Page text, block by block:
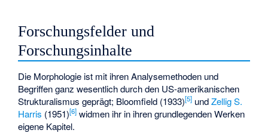
Forschungsfelder und
Forschungsinhalte
Die Morphologie ist mit ihren Analysemethoden und
Begriffen ganz wesentlich durch den US-amerikanischen
Strukturalismus geprägt; Bloomfield (1933)[5] undZellig S.
Harris (1951)[6] widmen ihr in ihren grundlegenden Werken
eigene Kapitel.